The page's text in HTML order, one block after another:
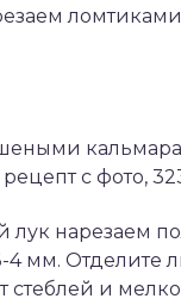
нарезаем
мм. Отделите
стеблей и